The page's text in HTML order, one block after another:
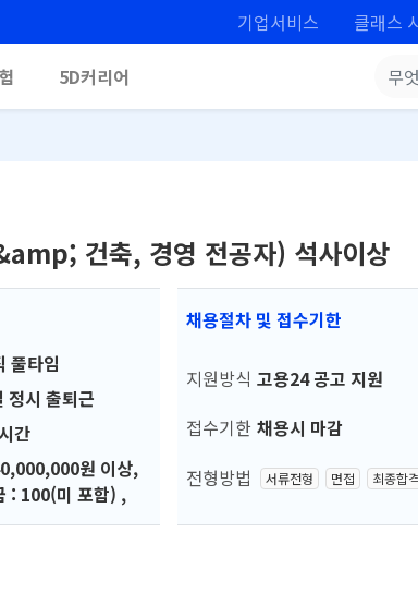
기업서비스 클래스
5D커리어
건축, 경영 전공자) 석사이상
풀타임
정시 출퇴근
간
원 이상,
: 100(미 포함) ,
채용절차 및 접수기한
지원방식 고용24 공고 지원
접수기한 채용시 마감
전형방법
서류전형 면접 최종합